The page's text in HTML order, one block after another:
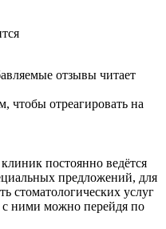
отзывы читает
отреагировать на
постоянно ведётся
предложений, для
стоматологических услуг
с ними можно перейдя по